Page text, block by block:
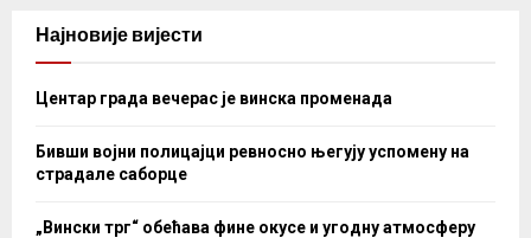
Најновије вијести
Центар града вечерас је винска променада
Бивши војни полицајци ревносно његују успомену на
страдале саборце
„Вински трг“ обећава фине окусе и угодну атмосферу